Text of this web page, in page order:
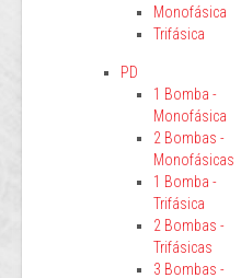
Monofásica
Trifásica
PD
1 Bomba -
Monofásica
2 Bombas -
Monofásicas
1 Bomba -
Trifásica
2 Bombas -
Trifásicas
3 Bombas -